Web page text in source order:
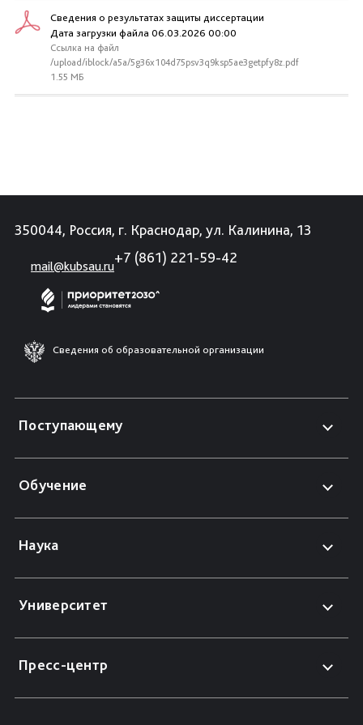
Сведения о результатах защиты диссертации
Дата загрузки файла 06.03.2026 00:00
Ссылка на файл
/upload/iblock/a5a/5g36x104d75psv3q9ksp5ae3getpfy8z.pdf
1.55 МБ
350044, Россия, г. Краснодар, ул. Калинина, 13
mail@kubsau.ru
+7 (861) 221-59-42
Сведения об образовательной организации
Поступающему
Обучение
Наука
Университет
Пресс-центр